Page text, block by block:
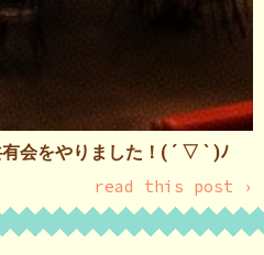
会をやりました！( ´ ▽ ` )ﾉ
read this post ›